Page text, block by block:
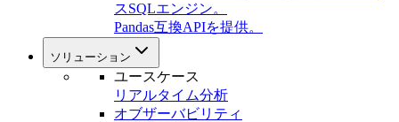
スSQLエンジン。
Pandas互換APIを提供。
ソリューション
ユースケース
リアルタイム分析
オブザーバビリティ